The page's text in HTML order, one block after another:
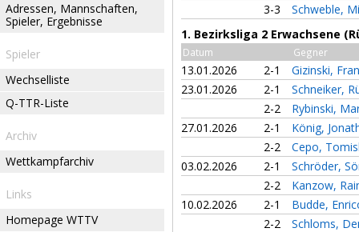
Adressen, Mannschaften,
Spieler, Ergebnisse
Spieler
Wechselliste
Q-TTR-Liste
Archiv
Wettkampfarchiv
Links
Homepage WTTV
3-3
Schweble,
1. Bezirksliga 2 Erwachsene
Datum Gegner
13.01.2026 2-1
Gizinski,
23.01.2026
2-1
Schneiker,
2-2
Rybinski,
27.01.2026
2-1
König,
2-2
Cepo,
03.02.2026
2-1
Schröder,
2-2
Kanzow,
10.02.2026
2-1
Budde,
2-2
Schloms,